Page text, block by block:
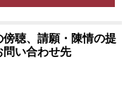
聴、請願・陳情の提
い合わせ先